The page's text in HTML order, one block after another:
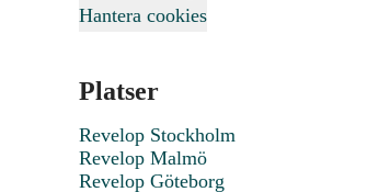
Hantera cookies
Platser
Revelop Stockholm
Revelop Malmö
Revelop Göteborg